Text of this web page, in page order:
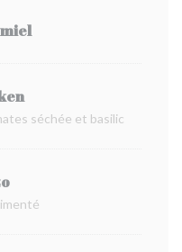
séchée et basilic